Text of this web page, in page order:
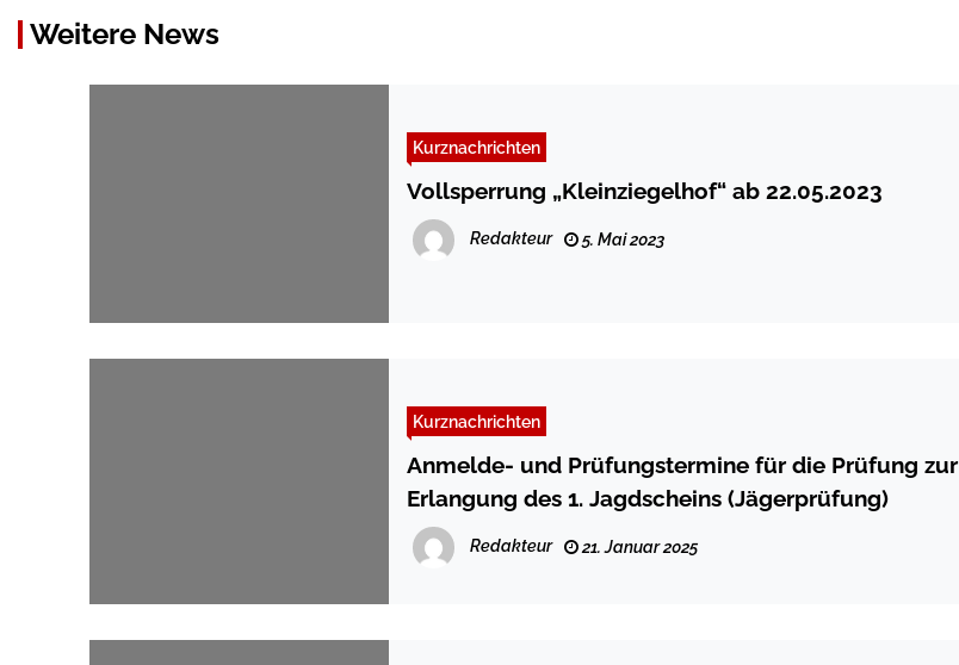
Weitere News
Kurznachrichten
Vollsperrung „Kleinziegelhof“ ab 22.05.2023
Redakteur 5. Mai 2023
Kurznachrichten
Anmelde- und Prüfungstermine für die Prüfung zur
Erlangung des 1. Jagdscheins (Jägerprüfung)
Redakteur 21. Januar 2025